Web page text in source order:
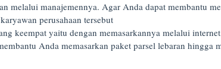
melalui manajemennya. Agar Anda dapat membantu
perusahaan tersebut
keempat yaitu dengan memasarkannya melalui
Anda memasarkan paket parsel lebaran hingga